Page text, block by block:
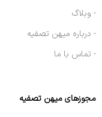
- وبلاگ
- درباره میهن تصفیه
- تماس با ما
مجوزهای میهن تصفیه